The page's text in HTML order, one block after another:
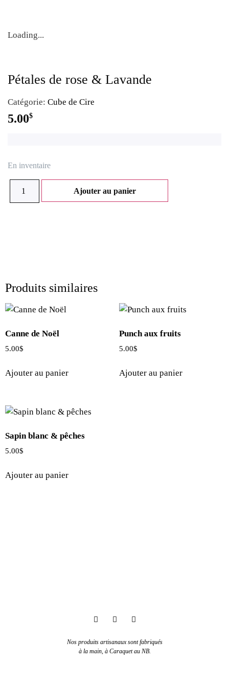
Loading...
Pétales de rose & Lavande
Catégorie: Cube de Cire
5.00$
En inventaire
Ajouter au panier
Produits similaires
Canne de Noël
5.00$
Ajouter au panier
Punch aux fruits
5.00$
Ajouter au panier
Sapin blanc & pêches
5.00$
Ajouter au panier
Nos produits artisanaux sont fabriqués
à la main, à Caraquet au NB.